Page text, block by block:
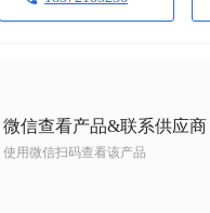
微信查看产品&联系供应商
使用微信扫码查看该产品